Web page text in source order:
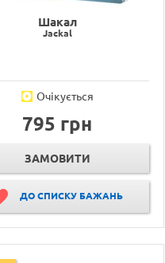
Шакал
Jackal
Очікується
795 грн
ЗАМОВИТИ
ДО СПИСКУ БАЖАНЬ